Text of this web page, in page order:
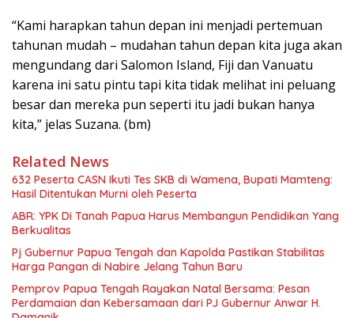
“Kami harapkan tahun depan ini menjadi pertemuan
tahunan mudah – mudahan tahun depan kita juga akan
mengundang dari Salomon Island, Fiji dan Vanuatu
karena ini satu pintu tapi kita tidak melihat ini peluang
besar dan mereka pun seperti itu jadi bukan hanya
kita,” jelas Suzana. (bm)
Related News
632 Peserta CASN Ikuti Tes SKB di Wamena, Bupati Mamteng:
Hasil Ditentukan Murni oleh Peserta
ABR: YPK Di Tanah Papua Harus Membangun Pendidikan Yang
Berkualitas
Pj Gubernur Papua Tengah dan Kapolda Pastikan Stabilitas
Harga Pangan di Nabire Jelang Tahun Baru
Pemprov Papua Tengah Rayakan Natal Bersama: Pesan
Perdamaian dan Kebersamaan dari PJ Gubernur Anwar H.